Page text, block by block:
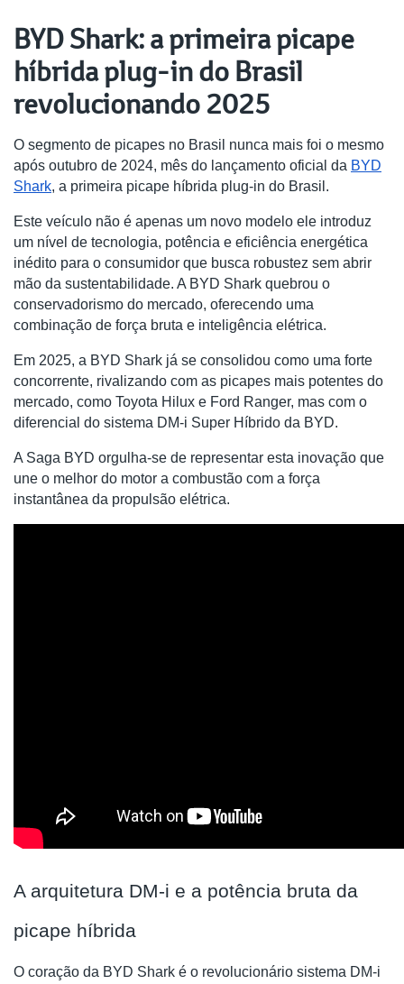
BYD Shark: a primeira picape
híbrida plug-in do Brasil
revolucionando 2025
O segmento de picapes no Brasil nunca mais foi o mesmo
após outubro de 2024, mês do lançamento oficial da BYD
Shark, a primeira picape híbrida plug-in do Brasil.
Este veículo não é apenas um novo modelo ele introduz
um nível de tecnologia, potência e eficiência energética
inédito para o consumidor que busca robustez sem abrir
mão da sustentabilidade. A BYD Shark quebrou o
conservadorismo do mercado, oferecendo uma
combinação de força bruta e inteligência elétrica.
Em 2025, a BYD Shark já se consolidou como uma forte
concorrente, rivalizando com as picapes mais potentes do
mercado, como Toyota Hilux e Ford Ranger, mas com o
diferencial do sistema DM-i Super Híbrido da BYD.
A Saga BYD orgulha-se de representar esta inovação que
une o melhor do motor a combustão com a força
instantânea da propulsão elétrica.
A arquitetura DM-i e a potência bruta da
picape híbrida
O coração da BYD Shark é o revolucionário sistema DM-i